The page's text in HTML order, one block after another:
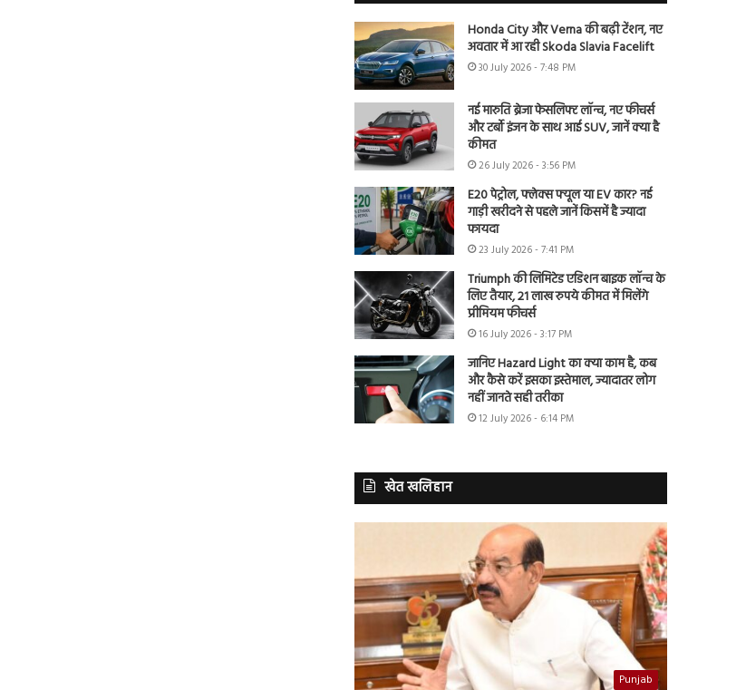
Honda City और Verna की बढ़ी टेंशन, नए
अवतार में आ रही Skoda Slavia Facelift
30 July 2026 - 7:48 PM
नई मारुति ब्रेजा फेसलिफ्ट लॉन्च, नए फीचर्स
और टर्बो इंजन के साथ आई SUV, जानें क्या है
कीमत
26 July 2026 - 3:56 PM
E20 पेट्रोल, फ्लेक्स फ्यूल या EV कार? नई
गाड़ी खरीदने से पहले जानें किसमें है ज्यादा
फायदा
23 July 2026 - 7:41 PM
Triumph की लिमिटेड एडिशन बाइक लॉन्च के
लिए तैयार, 21 लाख रुपये कीमत में मिलेंगे
प्रीमियम फीचर्स
16 July 2026 - 3:17 PM
जानिए Hazard Light का क्या काम है, कब
और कैसे करें इसका इस्तेमाल, ज्यादातर लोग
नहीं जानते सही तरीका
12 July 2026 - 6:14 PM
खेत खलिहान
Punjab